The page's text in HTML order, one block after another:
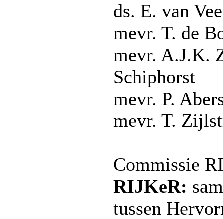
ds. E. van
mevr. T. de
mevr. A.J.K.
Schiphorst
mevr. P.
mevr. T.
Commissie
RIJKeR:
tussen